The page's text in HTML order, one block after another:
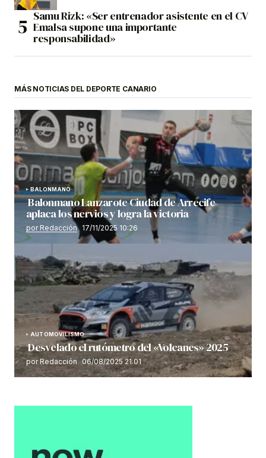
Samu Rizk: «Ser entrenador asistente en el CV
Emalsa supone una importante
responsabilidad»
MÁS NOTICIAS DEL DEPORTE CANARIO
BALONMANO
Balonmano Lanzarote Ciudad de Arrecife
aplaca los nervios y logra la victoria
por Redacción 17/11/2025 10:26
AUTOMOVILISMO
Desvelado el rutómetro del «Volcanes» 2025
por Redacción 06/08/2025 21:01